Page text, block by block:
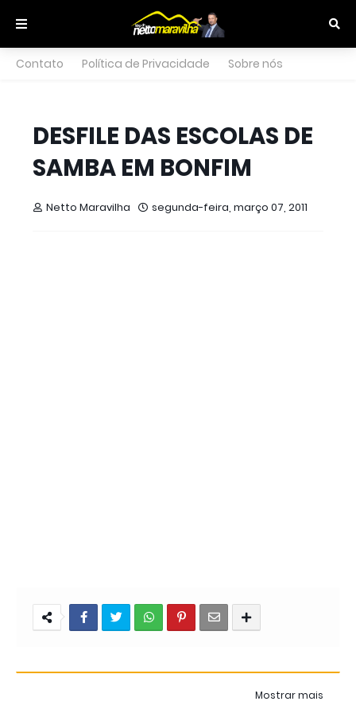
Contato Política de Privacidade Sobre nós
DESFILE DAS ESCOLAS DE
SAMBA EM BONFIM
Netto Maravilha segunda-feira, março 07, 2011
Mostrar mais